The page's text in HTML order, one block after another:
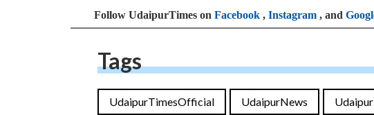
Follow UdaipurTimes on Facebook , Instagram , and
Tags
UdaipurTimesOfficial UdaipurNews